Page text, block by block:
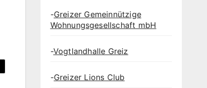
-Greizer Gemeinnützige
Wohnungsgesellschaft mbH
-Vogtlandhalle Greiz
-Greizer Lions Club